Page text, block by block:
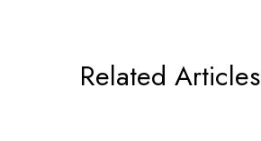
Related Articles